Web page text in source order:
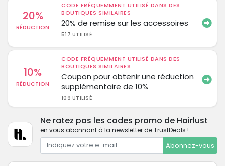
20%
RÉDUCTION
CODE FRÉQUEMMENT UTILISÉ DANS DES
BOUTIQUES SIMILAIRES
20% de remise sur les accessoires
517 UTILISÉ
10%
RÉDUCTION
CODE FRÉQUEMMENT UTILISÉ DANS DES
BOUTIQUES SIMILAIRES
Coupon pour obtenir une réduction
supplémentaire de 10%
109 UTILISÉ
Ne ratez pas les codes promo de Hairlust
en vous abonnant à la newsletter de TrustDeals !
Abonnez-vous